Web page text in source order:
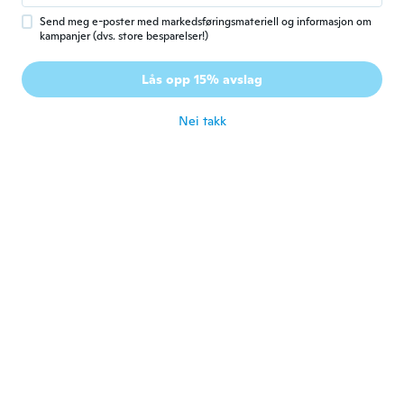
Ble med i 2022 · 147 omtaler · 9 opplastinger
ca. et år siden
Send meg e-poster med markedsføringsmateriell og informasjon om
kampanjer (dvs. store besparelser!)
Lås opp 15% avslag
Nei takk